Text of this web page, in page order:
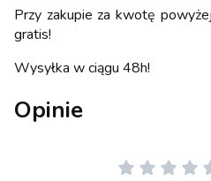
Przy zakupie za kwotę
gratis!
Wysyłka w ciągu 48h!
Opinie